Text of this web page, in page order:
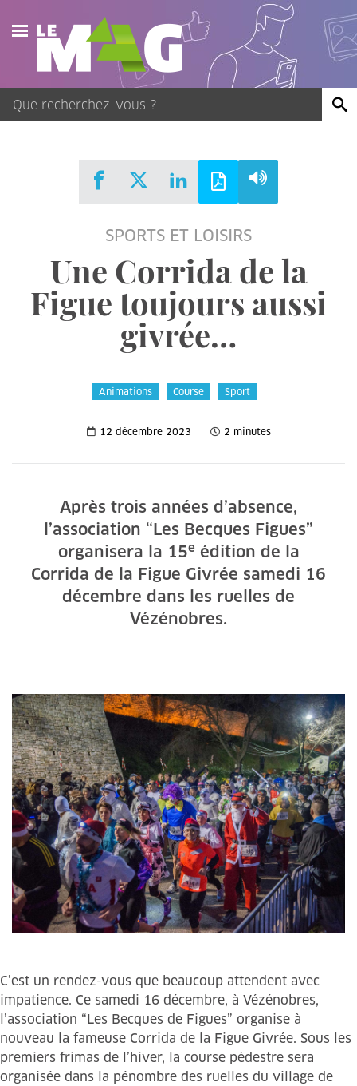
Actualités
Agenda
Publications
SPORTS ET LOISIRS
Une Corrida de la
Figue toujours aussi
givrée…
Animations Course Sport
12 décembre 2023 2 minutes
Après trois années d’absence,
l’association “Les Becques Figues”
organisera la 15e édition de la
Corrida de la Figue Givrée samedi 16
décembre dans les ruelles de
Vézénobres.
C’est un rendez-vous que beaucoup attendent avec
impatience. Ce samedi 16 décembre, à Vézénobres,
l’association “Les Becques de Figues” organise à
nouveau la fameuse Corrida de la Figue Givrée. Sous les
premiers frimas de l’hiver, la course pédestre sera
organisée dans la pénombre des ruelles du village de